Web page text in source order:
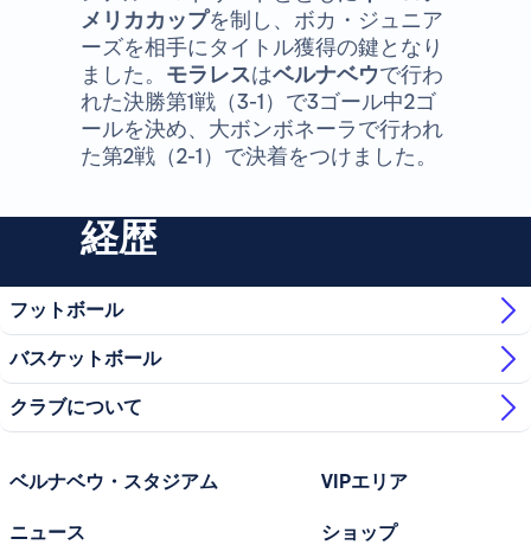
メリカカップを制し、ボカ・ジュニア
ーズを相手にタイトル獲得の鍵となり
ました。 モラレスはベルナベウで行わ
れた決勝第1戦（3-1）で3ゴール中2ゴ
ールを決め、大ボンボネーラで行われ
た第2戦（2-1）で決着をつけました。
経歴
フットボール
バスケットボール
クラブについて
ベルナベウ・スタジアム
ニュース
VIPエリア
ショップ